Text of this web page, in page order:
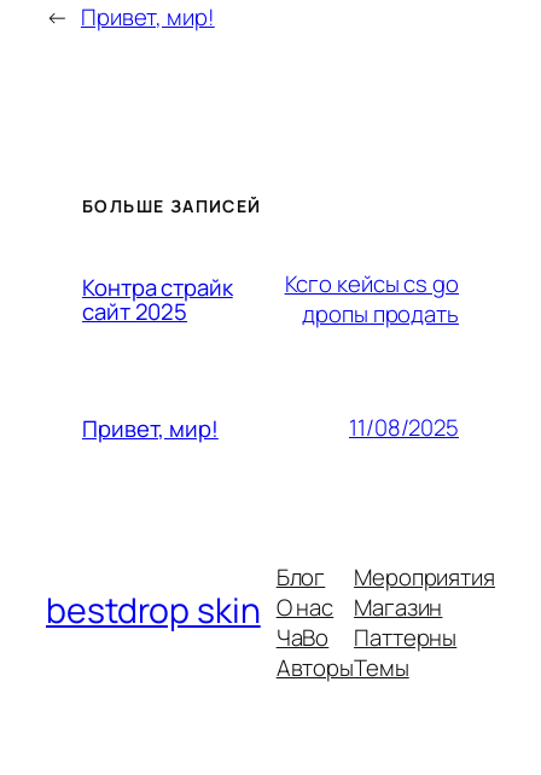
← Привет, мир!
БОЛЬШЕ ЗАПИСЕЙ
Контра страйк
сайт 2025
Ксго кейсы cs go
дропы продать
Привет, мир! 11/08/2025
bestdrop skin
Блог
О нас
ЧаВо
Авторы
Мероприятия
Магазин
Паттерны
Темы